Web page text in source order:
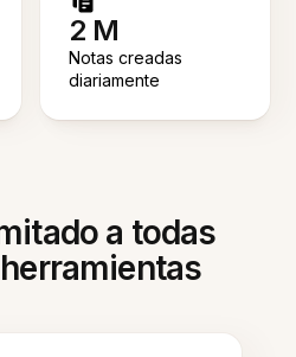
2 M
Notas creadas
diariamente
a todas